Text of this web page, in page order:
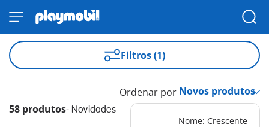
Filtros (1)
58 produtos- Novidades
Ordenar por
Nome: Crescente